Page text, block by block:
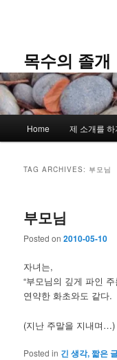
content
content목수의 졸개
Home 제 소개를
TAG ARCHIVES: 부모님
부모님
Posted on2010-05-10
자녀는,
“부모님의 깊게 파인
연약한 화초와도 같다.
(지난 주말을 지내며…)
Posted in 긴 생각, 짧은